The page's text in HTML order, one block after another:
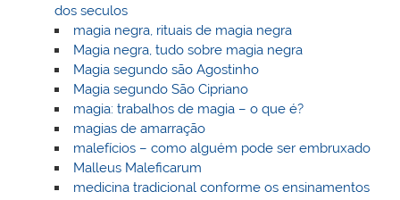
dos seculos
magia negra, rituais de magia negra
Magia negra, tudo sobre magia negra
Magia segundo são Agostinho
Magia segundo São Cipriano
magia: trabalhos de magia – o que é?
magias de amarração
malefícios – como alguém pode ser embruxado
Malleus Maleficarum
medicina tradicional conforme os ensinamentos